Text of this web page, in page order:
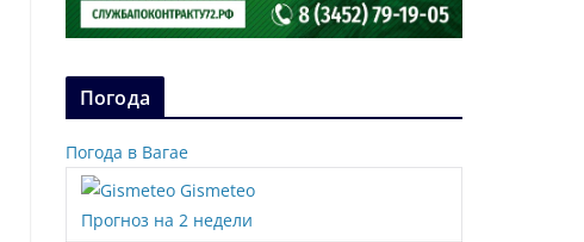
Погода
Погода в Вагае
Gismeteo
Прогноз на 2 недели